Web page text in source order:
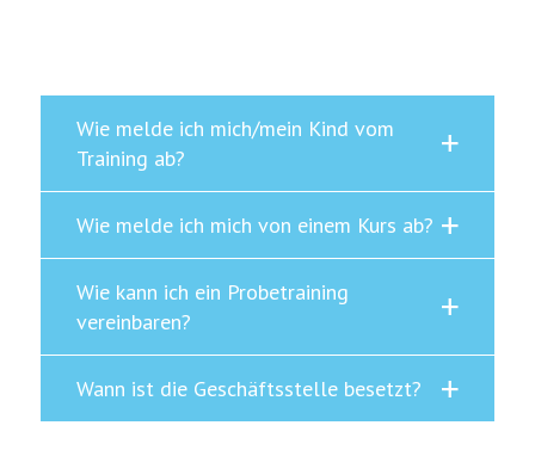
Wie melde ich mich/mein Kind vom
Training ab?
Wie melde ich mich von einem Kurs ab?
Wie kann ich ein Probetraining
vereinbaren?
Wann ist die Geschäftsstelle besetzt?